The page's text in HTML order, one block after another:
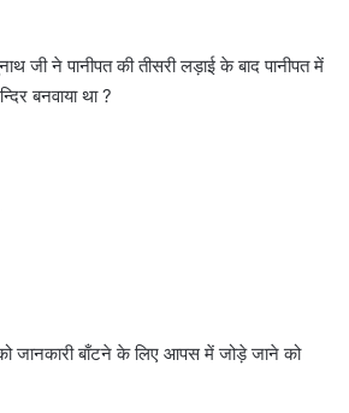
जी ने पानीपत की तीसरी लड़ाई के बाद पानीपत में
बनवाया था ?
जानकारी बाँटने के लिए आपस में जोड़े जाने को